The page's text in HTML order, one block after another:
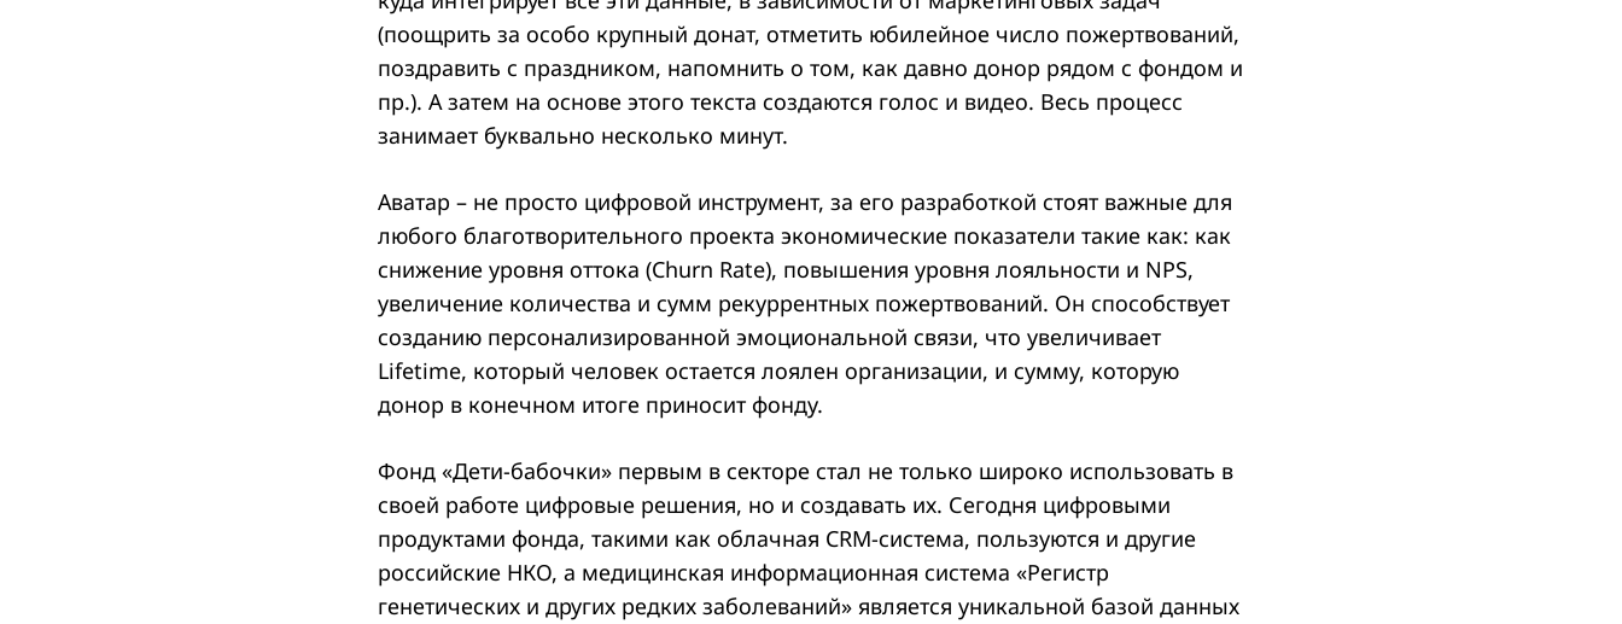
(поощрить за особо крупный донат, отметить юбилейное число пожертвований,
поздравить с праздником, напомнить о том, как давно донор рядом с фондом и
пр.). А затем на основе этого текста создаются голос и видео. Весь процесс
занимает буквально несколько минут.
Аватар – не просто цифровой инструмент, за его разработкой стоят важные для
любого благотворительного проекта экономические показатели такие как: как
снижение уровня оттока (Churn Rate), повышения уровня лояльности и NPS,
увеличение количества и сумм рекуррентных пожертвований. Он способствует
созданию персонализированной эмоциональной связи, что увеличивает
Lifetime, который человек остается лоялен организации, и сумму, которую
донор в конечном итоге приносит фонду.
Фонд «Дети-бабочки» первым в секторе стал не только широко использовать в
своей работе цифровые решения, но и создавать их. Сегодня цифровыми
продуктами фонда, такими как облачная CRM-система, пользуются и другие
российские НКО, а медицинская информационная система «Регистр
генетических и других редких заболеваний» является уникальной базой данных